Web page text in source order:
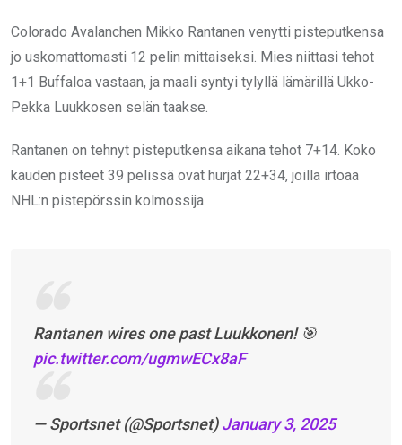
Colorado Avalanchen Mikko Rantanen venytti pisteputkensa
jo uskomattomasti 12 pelin mittaiseksi. Mies niittasi tehot
1+1 Buffaloa vastaan, ja maali syntyi tylyllä lämärillä Ukko-
Pekka Luukkosen selän taakse.
Rantanen on tehnyt pisteputkensa aikana tehot 7+14. Koko
kauden pisteet 39 pelissä ovat hurjat 22+34, joilla irtoaa
NHL:n pistepörssin kolmossija.
Rantanen wires one past Luukkonen! 🎯
pic.twitter.com/ugmwECx8aF
— Sportsnet (@Sportsnet)January 3, 2025